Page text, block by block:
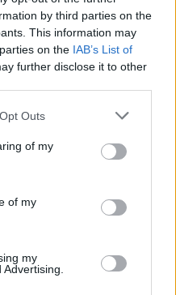
by third parties on the
This information may
on the IAB’s List of
further disclose it to other
Outs
of my
of my
my
μίλησε ανοιχτά για την
που βιώνει στον χώρο της
22 χρόνια μετά τη νίκη της
Eurovision.
έναν μήνα» ‑ Η
τη διασκεδαστική
το λιμάνι του Πειραιά, την
Βουλγαράκη ξεσπά για
χωρισμού με τον